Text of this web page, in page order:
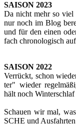
SAI­SON 2023
Da nicht mehr so viel
nur noch im Blog
und für den einen
fach chro­no­lo­gisch
SAI­SON 2022
Ver­rückt, schon
ter" wie­der
hält noch
Schau­en wir mal,
SCHE und